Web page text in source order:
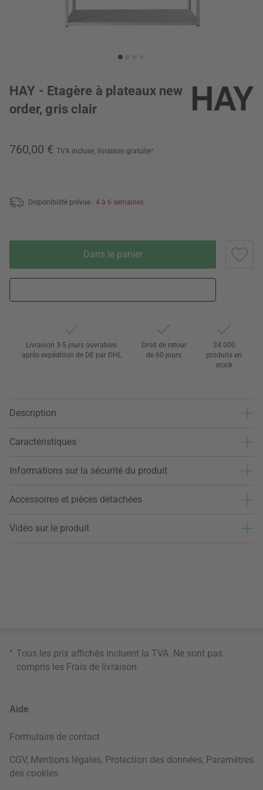
HAY - Etagère à plateaux new
order, gris clair
760,00 € TVA incluse, livraison gratuite*
Disponibilité prévue : 4 à 6 semaines
Dans le panier
Livraison 3-5 jours ouvrables
après expédition de DE par DHL
Droit de retour
de 60 jours
24 000
produits en
stock
Description
Caractéristiques
Informations sur la sécurité du produit
Accessoires et pièces détachées
Vidéo sur le produit
* Tous les prix affichés incluent la TVA. Ne sont pas
compris les Frais de livraison
Aide
Formulaire de contact
CGV, Mentions légales, Protection des données, Paramètres
des cookies